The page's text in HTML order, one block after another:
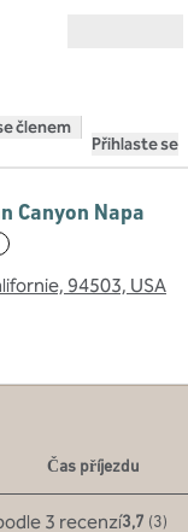
členem
Přihlaste se
Canyon Napa
94503, USA
Čas příjezdu
3,7 (3)